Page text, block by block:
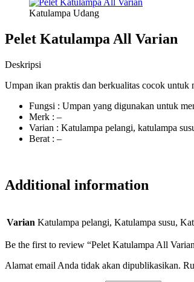
Katulampa Udang
Pelet Katulampa All Varian
Deskripsi
Umpan ikan praktis dan berkualitas cocok untuk
Fungsi : Umpan yang digunakan untuk
Merk : –
Varian : Katulampa pelangi, katulampa
Berat : –
Additional information
Varian Katulampa pelangi, Katulampa susu,
Be the first to review “Pelet Katulampa All
Alamat email Anda tidak akan dipublikasikan.